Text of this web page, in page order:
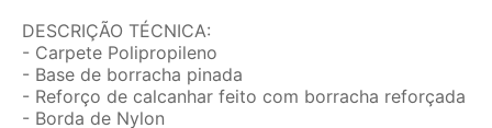
DESCRIÇÃO TÉCNICA:
- Carpete Polipropileno
- Base de borracha pinada
- Reforço de calcanhar feito com borracha reforçada
- Borda de Nylon